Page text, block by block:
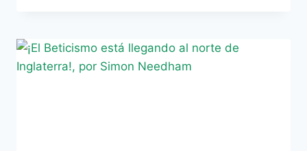
REDACTOR
JORGE
GONZÁLEZ